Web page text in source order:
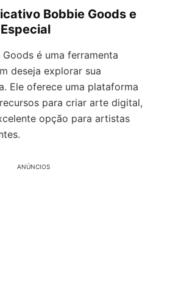
Bobbie Goods e
é uma ferramenta
deseja explorar sua
Ele oferece uma plataforma
para criar arte digital,
opção para artistas
ANÚNCIOS